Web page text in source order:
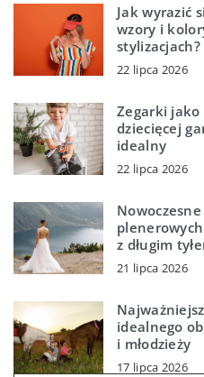
Jak wyrazić
wzory i
stylizacjach?
22 lipca 2026
Zegarki
dziecięcej
idealny
22 lipca 2026
z długim
21 lipca 2026
idealnego
i młodzieży
17 lipca 2026